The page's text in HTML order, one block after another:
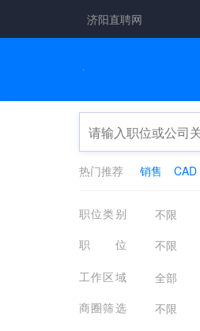
济阳直聘网
热门推荐 销售 CAD
职位类别 不限
工厂工业
职位
不限
工作区域
全部
商河
商圈筛选
不限